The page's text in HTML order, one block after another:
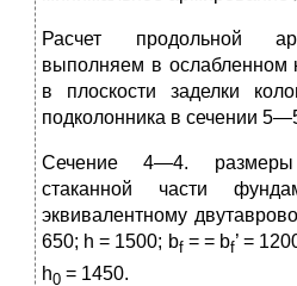
Расчет продольной
выполняем в ослабленном
в плоскости заделки
подколонника в сечении
Сечение 4—4. размеры
стаканной части
эквивалентному
650; h = 1500; bf= = bf’ =
h0 = 1450.